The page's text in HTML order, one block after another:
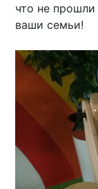
что не
ваши семьи!